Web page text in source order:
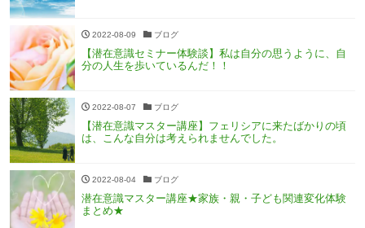
2022-08-09 ブログ
【潜在意識セミナー体験談】私は自分の思うように、自
分の人生を歩いているんだ！！
2022-08-07 ブログ
【潜在意識マスター講座】フェリシアに来たばかりの頃
は、こんな自分は考えられませんでした。
2022-08-04 ブログ
潜在意識マスター講座★家族・親・子ども関連変化体験
まとめ★